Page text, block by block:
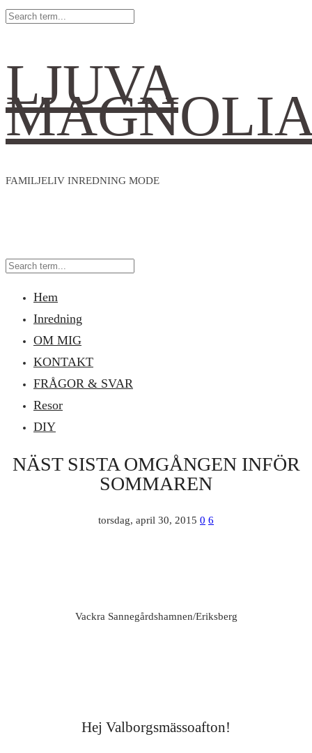
LJUVA
FAMILJELIV INREDNING MODE
Hem
Inredning
OM MIG
KONTAKT
FRÅGOR & SVAR
Resor
DIY
NÄST SISTA OMGÅNGEN INFÖR
SOMMAREN
torsdag, april 30, 2015 0 6
Vackra Sannegårdshamnen/Eriksberg
Hej Valborgsmässoafton!